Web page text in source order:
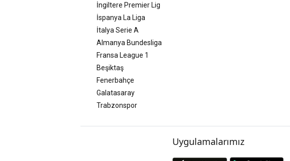
İngiltere Premier Lig
İspanya La Liga
İtalya Serie A
Almanya Bundesliga
Fransa League 1
Beşiktaş
Fenerbahçe
Galatasaray
Trabzonspor
Uygulamalarımız